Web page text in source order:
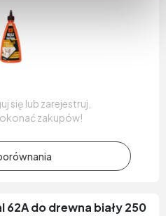
się lub zarejestruj,
zakupów!
62A do drewna biały 250